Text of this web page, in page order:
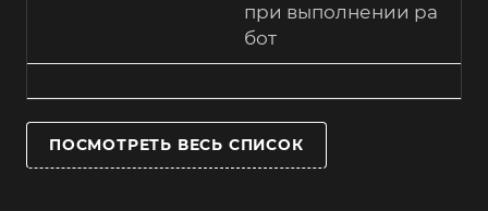
при выполнении ра
бот
ПОСМОТРЕТЬ ВЕСЬ СПИСОК